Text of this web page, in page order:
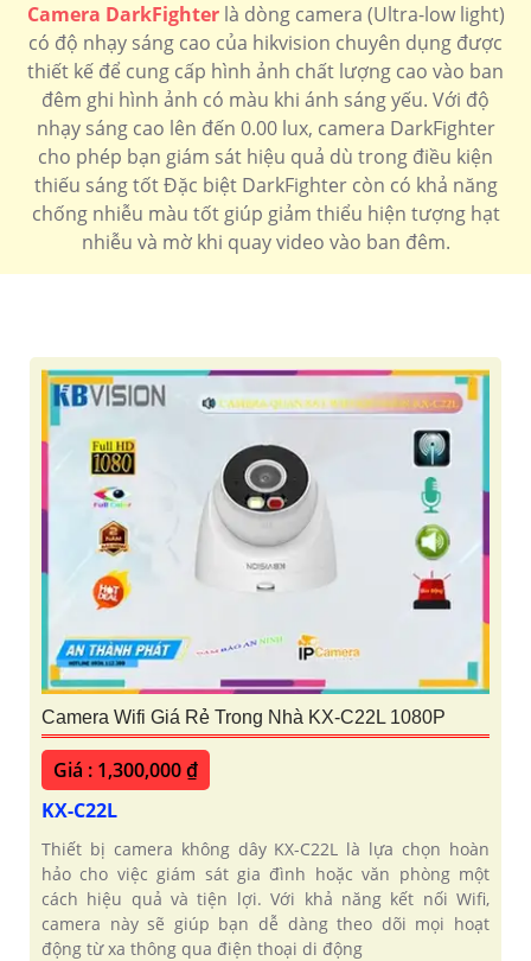
Camera DarkFighterlà dòng camera (Ultra-low light)
có độ nhạy sáng cao của hikvision chuyên dụng được
thiết kế để cung cấp hình ảnh chất lượng cao vào ban
đêm ghi hình ảnh có màu khi ánh sáng yếu. Với độ
nhạy sáng cao lên đến 0.00 lux, camera DarkFighter
cho phép bạn giám sát hiệu quả dù trong điều kiện
thiếu sáng tốt Đặc biệt DarkFighter còn có khả năng
chống nhiễu màu tốt giúp giảm thiểu hiện tượng hạt
nhiễu và mờ khi quay video vào ban đêm.
Camera Wifi Giá Rẻ Trong Nhà KX-C22L 1080P
Giá : 1,300,000 ₫
KX-C22L
Thiết bị camera không dây KX-C22L là lựa chọn hoàn
hảo cho việc giám sát gia đình hoặc văn phòng một
cách hiệu quả và tiện lợi. Với khả năng kết nối Wifi,
camera này sẽ giúp bạn dễ dàng theo dõi mọi hoạt
động từ xa thông qua điện thoại di động